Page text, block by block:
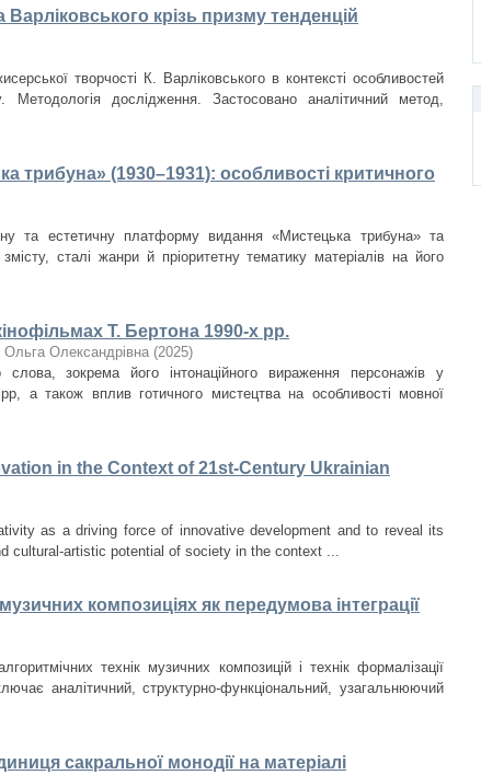
крізь призму тенденцій
творчості К. Варліковського в контексті особливостей
Методологія дослідження. Застосовано аналітичний метод,
трибуна» (1930–1931): особливості критичного
та естетичну платформу видання «Мистецька трибуна» та
сталі жанри й пріоритетну тематику матеріалів на його
Т. Бертона 1990-х рр.
Ольга Олександрівна (2025)
зокрема його інтонаційного вираження персонажів у
а також вплив готичного мистецтва на особливості мовної
in the Context of 21st-Century Ukrainian
as a driving force of innovative development and to reveal its
cultural-artistic potential of society in the context ...
композиціях як передумова інтеграції
технік музичних композицій і технік формалізації
аналітичний, структурно-функціональний, узагальнюючий
сакральної монодії на матеріалі